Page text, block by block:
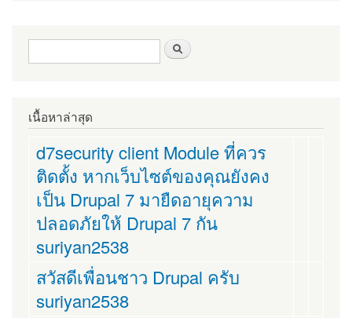
ฟอร์มค้นหา
เนื้อหาล่าสุด
d7security client Module ที่ควร
ติดตั้ง หากเว็บไซต์ของคุณยังคง
เป็น Drupal 7 มายืดอายุความ
ปลอดภัยให้ Drupal 7 กัน
suriyan2538
สวัสดีเพื่อนชาว Drupal ครับ
suriyan2538